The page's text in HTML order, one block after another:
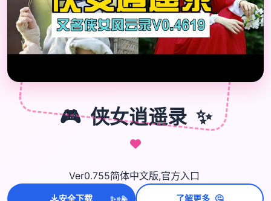
🎮 侠女逍遥录 ✨
Ver0.755简体中文版,官方入口
安全下载 ✨
⭐
💫 了解更多 🤔